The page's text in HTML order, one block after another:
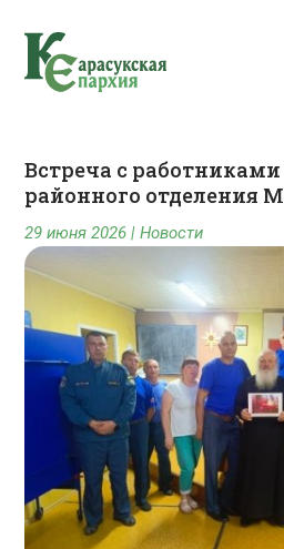
Встреча с
районного отделения
29 июня 2026 |Новости